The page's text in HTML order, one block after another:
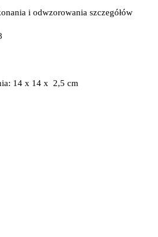
i odwzorowania szczegółów
14 x 14 x 2,5 cm